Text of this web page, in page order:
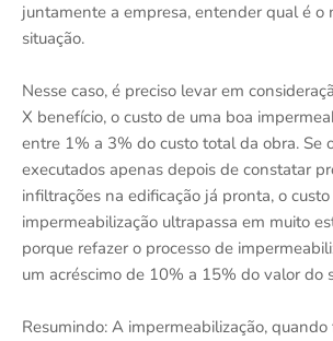
juntamente a empresa, entender qual é o
situação.
Nesse caso, é preciso levar em
X benefício, o custo de uma boa
entre 1% a 3% do custo total da obra. Se
executados apenas depois de constatar
infiltrações na edificação já pronta, o custo
impermeabilização ultrapassa em muito
porque refazer o processo de
um acréscimo de 10% a 15% do valor do
Resumindo: A impermeabilização,